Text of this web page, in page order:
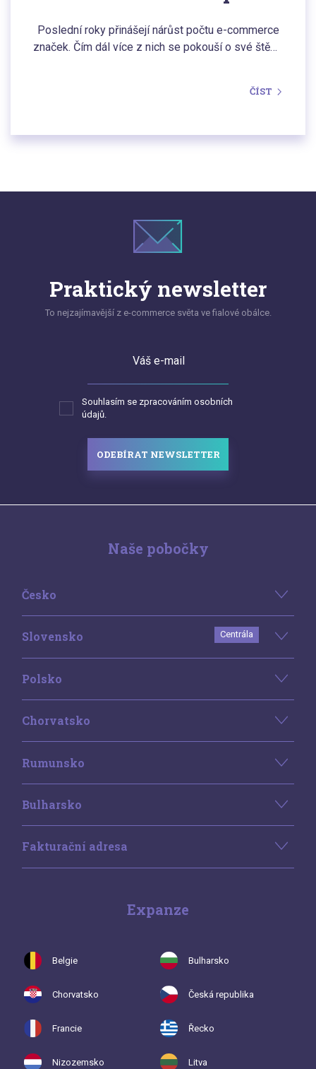
zahraničí
Poslední roky přinášejí nárůst počtu e-commerce
značek. Čím dál více z nich se pokouší o své štěstí
konkurenceschopnými cenami. Globální
Nicméně výzkumy ukazují, že mnoho nakupujících
ČÍST
Praktický newsletter
To nejzajímavější z e-commerce světa ve fialové obálce.
Váš e-mail
Souhlasím se zpracováním osobních
údajů.
ODEBÍRAT NEWSLETTER
Naše pobočky
Česko
Slovensko Centrála
Polsko
Chorvatsko
Rumunsko
Bulharsko
Fakturační adresa
Expanze
Belgie Bulharsko
Chorvatsko Česká republika
Francie Řecko
Nizozemsko Litva